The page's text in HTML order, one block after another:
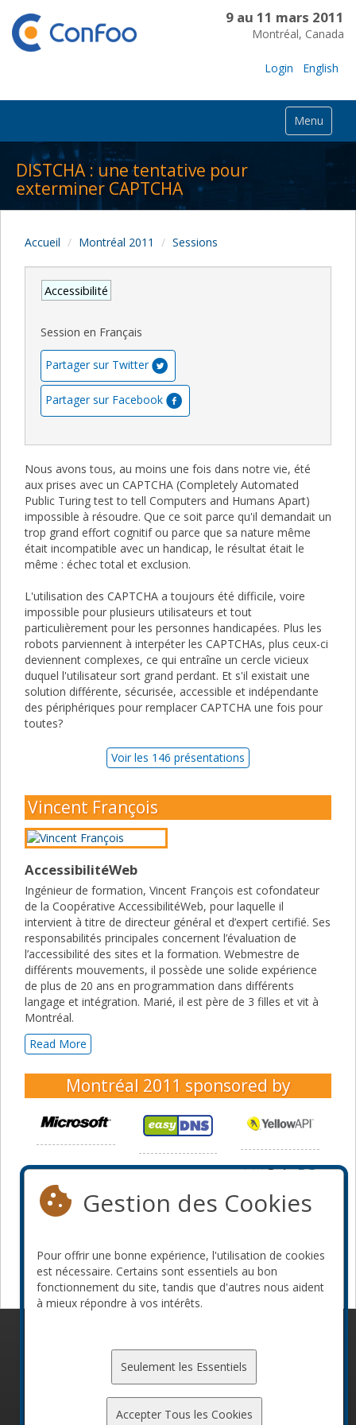
9 au 11 mars 2011
Montréal, Canada
Login English
Menu
DISTCHA : une tentative pour
exterminer CAPTCHA
Accueil Montréal 2011 Sessions
Accessibilité
Session en Français
Partager sur Twitter
Partager sur Facebook
Nous avons tous, au moins une fois dans notre vie, été
aux prises avec un CAPTCHA (Completely Automated
Public Turing test to tell Computers and Humans Apart)
impossible à résoudre. Que ce soit parce qu'il demandait un
trop grand effort cognitif ou parce que sa nature même
était incompatible avec un handicap, le résultat était le
même : échec total et exclusion.
L'utilisation des CAPTCHA a toujours été difficile, voire
impossible pour plusieurs utilisateurs et tout
particulièrement pour les personnes handicapées. Plus les
robots parviennent à interpéter les CAPTCHAs, plus ceux-ci
deviennent complexes, ce qui entraîne un cercle vicieux
duquel l'utilisateur sort grand perdant. Et s'il existait une
solution différente, sécurisée, accessible et indépendante
des périphériques pour remplacer CAPTCHA une fois pour
toutes?
Voir les 146 présentations
Vincent François
AccessibilitéWeb
Ingénieur de formation, Vincent François est cofondateur
de la Coopérative AccessibilitéWeb, pour laquelle il
intervient à titre de directeur général et d’expert certifié. Ses
responsabilités principales concernent l’évaluation de
l’accessibilité des sites et la formation. Webmestre de
différents mouvements, il possède une solide expérience
de plus de 20 ans en programmation dans différents
langage et intégration. Marié, il est père de 3 filles et vit à
Montréal.
Read More
Montréal 2011 sponsored by
Gestion des Cookies
Pour offrir une bonne expérience, l'utilisation de cookies
est nécessaire. Certains sont essentiels au bon
fonctionnement du site, tandis que d'autres nous aident
à mieux répondre à vos intérêts.
Seulement les Essentiels
Accepter Tous les Cookies